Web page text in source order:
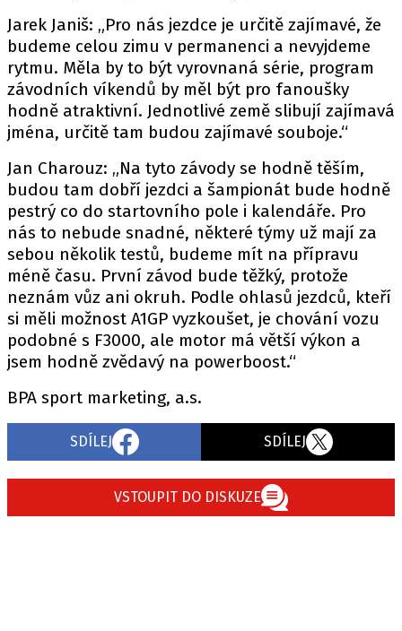
Jarek Janiš: „Pro nás jezdce je určitě zajímavé, že
budeme celou zimu v permanenci a nevyjdeme
rytmu. Měla by to být vyrovnaná série, program
závodních víkendů by měl být pro fanoušky
hodně atraktivní. Jednotlivé země slibují zajímavá
jména, určitě tam budou zajímavé souboje.“
Jan Charouz: „Na tyto závody se hodně těším,
budou tam dobří jezdci a šampionát bude hodně
pestrý co do startovního pole i kalendáře. Pro
nás to nebude snadné, některé týmy už mají za
sebou několik testů, budeme mít na přípravu
méně času. První závod bude těžký, protože
neznám vůz ani okruh. Podle ohlasů jezdců, kteří
si měli možnost A1GP vyzkoušet, je chování vozu
podobné s F3000, ale motor má větší výkon a
jsem hodně zvědavý na powerboost.“
BPA sport marketing, a.s.
SDÍLEJ SDÍLEJ
VSTOUPIT DO DISKUZE